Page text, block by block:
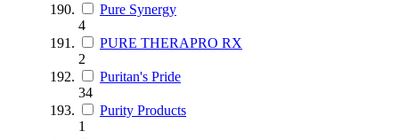
Pure Synergy
4
PURE THERAPRO RX
2
Puritan's Pride
34
Purity Products
1